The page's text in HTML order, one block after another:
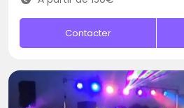
Contacter